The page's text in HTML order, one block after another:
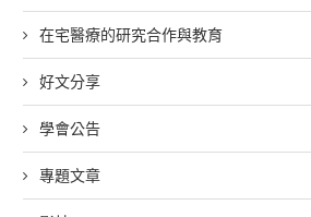
在宅醫療的研究合作與教育
好文分享
學會公告
專題文章